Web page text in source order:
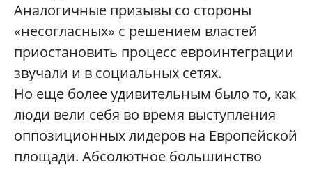
Аналогичные призывы со стороны
«несогласных» с решением властей
приостановить процесс евроинтеграции
звучали и в социальных сетях.
Но еще более удивительным было то, как
люди вели себя во время выступления
оппозиционных лидеров на Европейской
площади. Абсолютное большинство